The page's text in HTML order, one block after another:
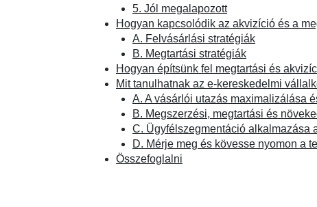
5. Jól megalapozott
Hogyan kapcsolódik az akvizíció és a
A. Felvásárlási stratégiák
B. Megtartási stratégiák
Hogyan építsünk fel megtartási és
Mit tanulhatnak az e-kereskedelmi
A. A vásárlói utazás maximalizálása
B. Megszerzési, megtartási és
C. Ügyfélszegmentáció alkalmazása
D. Mérje meg és kövesse nyomon a
Összefoglalni